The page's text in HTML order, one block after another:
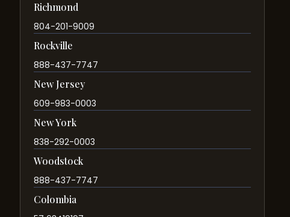
Richmond
804-201-9009
Rockville
888-437-7747
New Jersey
609-983-0003
New York
838-292-0003
Woodstock
888-437-7747
Colombia